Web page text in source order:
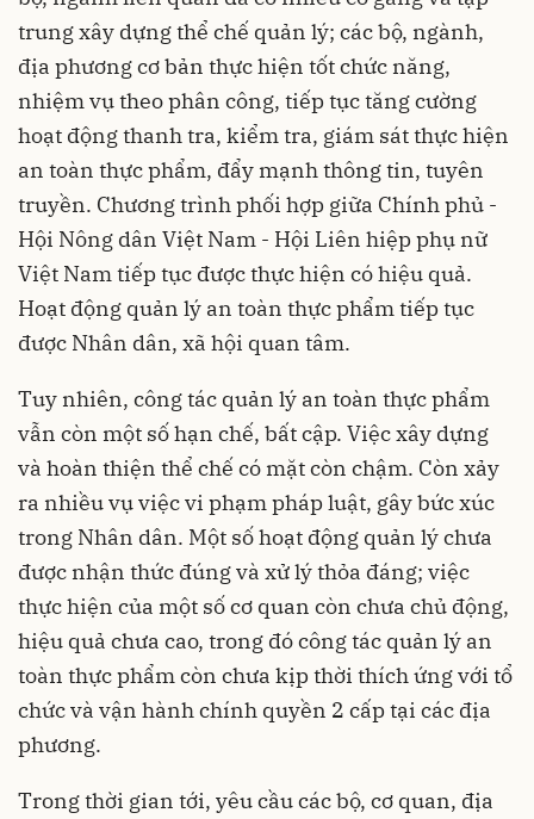
trung xây dựng thể chế quản lý; các bộ, ngành,
địa phương cơ bản thực hiện tốt chức năng,
nhiệm vụ theo phân công, tiếp tục tăng cường
hoạt động thanh tra, kiểm tra, giám sát thực hiện
an toàn thực phẩm, đẩy mạnh thông tin, tuyên
truyền. Chương trình phối hợp giữa Chính phủ -
Hội Nông dân Việt Nam - Hội Liên hiệp phụ nữ
Việt Nam tiếp tục được thực hiện có hiệu quả.
Hoạt động quản lý an toàn thực phẩm tiếp tục
được Nhân dân, xã hội quan tâm.
Tuy nhiên, công tác quản lý an toàn thực phẩm
vẫn còn một số hạn chế, bất cập. Việc xây dựng
và hoàn thiện thể chế có mặt còn chậm. Còn xảy
ra nhiều vụ việc vi phạm pháp luật, gây bức xúc
trong Nhân dân. Một số hoạt động quản lý chưa
được nhận thức đúng và xử lý thỏa đáng; việc
thực hiện của một số cơ quan còn chưa chủ động,
hiệu quả chưa cao, trong đó công tác quản lý an
toàn thực phẩm còn chưa kịp thời thích ứng với tổ
chức và vận hành chính quyền 2 cấp tại các địa
phương.
Trong thời gian tới, yêu cầu các bộ, cơ quan, địa